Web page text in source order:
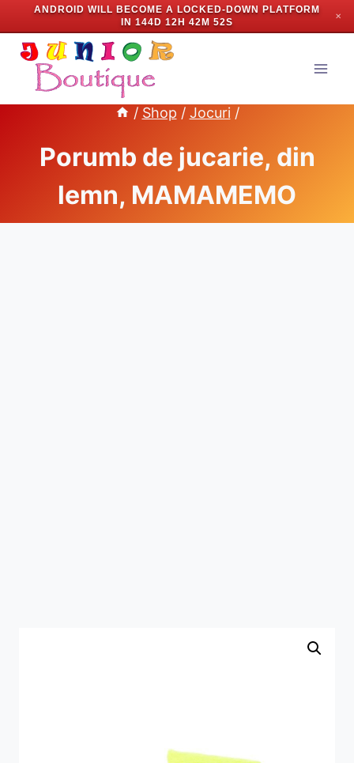
ANDROID WILL BECOME A LOCKED-DOWN PLATFORM
IN 144D 12H 42M 51S
✕
Skip
content
/ Shop / Jocuri /
Porumb de jucarie, din
lemn, MAMAMEMO